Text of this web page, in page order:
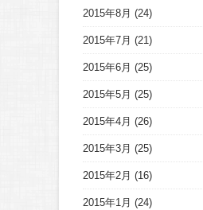
2015年8月 (24)
2015年7月 (21)
2015年6月 (25)
2015年5月 (25)
2015年4月 (26)
2015年3月 (25)
2015年2月 (16)
2015年1月 (24)